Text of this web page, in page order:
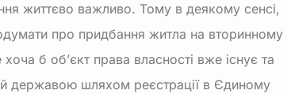
життєво важливо. Тому в деякому сенсі,
про придбання житла на вторинному
б об’єкт права власності вже існує та
державою шляхом реєстрації в Єдиному